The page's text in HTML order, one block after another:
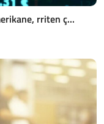
rriten ç...